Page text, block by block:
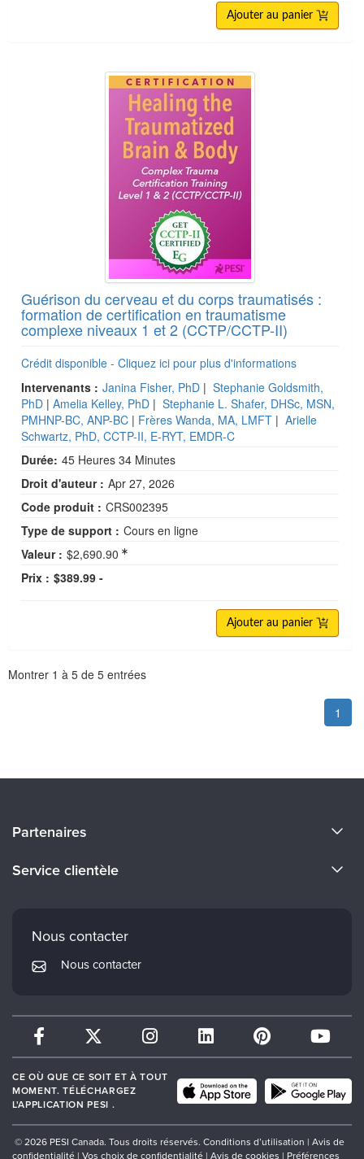
Ajouter au panier
Guérison du cerveau et du corps traumatisés :
formation de certification en traumatisme
complexe niveaux 1 et 2 (CCTP/CCTP-II)
Crédit disponible - Cliquez ici pour plus d'informations
Intervenants : Janina Fisher, PhD | Stephanie Goldsmith,
PhD | Amelia Kelley, PhD | Stephanie L. Shafer, DHSc, MSN,
PMHNP-BC, ANP-BC | Frères Wanda, MA, LMFT | Arielle
Schwartz, PhD, CCTP-II, E-RYT, EMDR-C
Durée: 45 Heures 34 Minutes
Droit d'auteur : Apr 27, 2026
Code produit : CRS002395
Type de support : Cours en ligne
Valeur : $2,690.90
Prix : $389.99 -
Ajouter au panier
Montrer 1 à 5 de 5 entrées
1
À propos de nous
Carrières
Partenaires
Certifications Evergreen
Therapist.com
Service clientèle
FAQ
Mon compte
Nous contacter
Nous contacter
CE OÙ QUE CE SOIT ET À TOUT
MOMENT. TÉLÉCHARGEZ
L'APPLICATION PESI .
© 2026 PESI Canada. Tous droits réservés. Conditions d’utilisation | Avis de
confidentialité | Vos choix de confidentialité | Avis de cookies | Préférences